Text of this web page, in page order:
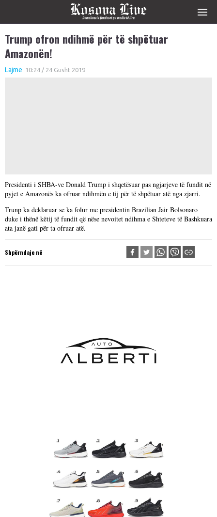
Trump ofron ndihmë për të shpëtuar
Amazonën!
Lajme 10:24 / 24 Gusht 2019
Presidenti i SHBA-ve Donald Trump i shqetësuar pas ngjarjeve të fundit në
pyjet e Amazonës ka ofruar ndihmën e tij për të shpëtuar atë nga zjarri.
Trunp ka deklaruar se ka folur me presidentin Brazilian Jair Bolsonaro
duke i thënë këtij të fundit që nëse nevoitet ndihma e Shteteve të Bashkuara
ata janë gati për ta ofruar atë.
Shpërndaje në